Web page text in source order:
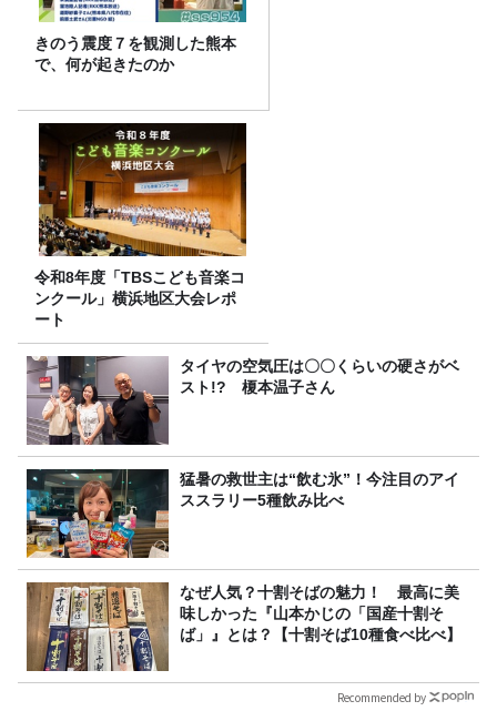
きのう震度７を観測した熊本
で、何が起きたのか
令和8年度「TBSこども音楽コ
ンクール」横浜地区大会レポ
ート
タイヤの空気圧は〇〇くらいの硬さがベ
スト!? 榎本温子さん
猛暑の救世主は“飲む氷”！今注目のアイ
ススラリー5種飲み比べ
なぜ人気？十割そばの魅力！ 最高に美
味しかった『山本かじの「国産十割そ
ば」』とは？【十割そば10種食べ比べ】
Recommended by